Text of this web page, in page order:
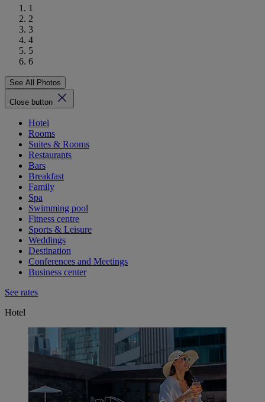
1
2
3
4
5
6
See All Photos
Close button
Hotel
Rooms
Suites & Rooms
Restaurants
Bars
Breakfast
Family
Spa
Swimming pool
Fitness centre
Sports & Leisure
Weddings
Destination
Conferences and Meetings
Business center
See rates
Hotel